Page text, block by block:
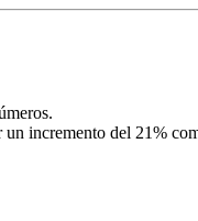
un incremento del 21%